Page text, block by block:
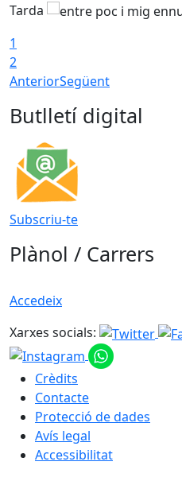
Tarda
1
2
AnteriorSegüent
Butlletí digital
Subscriu-te
Plànol / Carrers
Accedeix
Xarxes socials:
Crèdits
Contacte
Protecció de dades
Avís legal
Accessibilitat